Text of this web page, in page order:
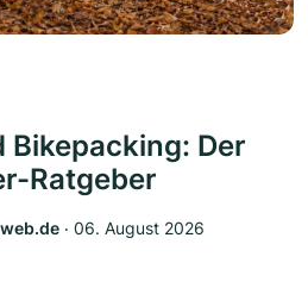
Bikepacking: Der
Ratgeber
‧ 06. August 2026